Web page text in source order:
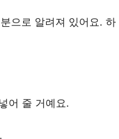
으로 알려져 있어요. 하
어 줄 거예요.